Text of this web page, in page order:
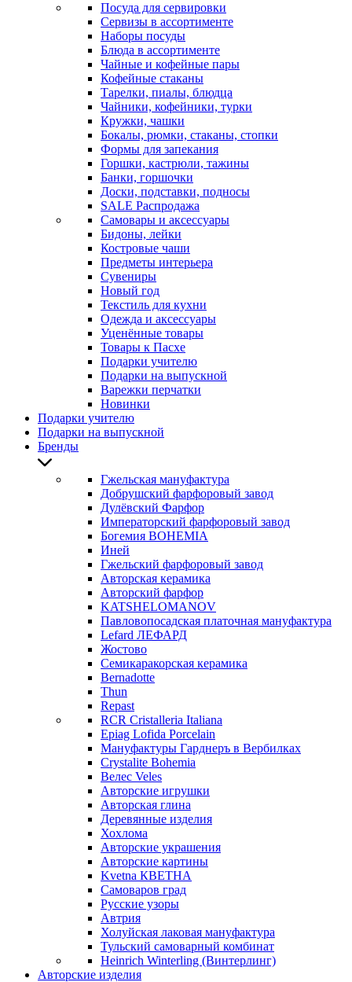
Посуда для сервировки
Сервизы в ассортименте
Наборы посуды
Блюда в ассортименте
Чайные и кофейные пары
Кофейные стаканы
Тарелки, пиалы, блюдца
Чайники, кофейники, турки
Кружки, чашки
Бокалы, рюмки, стаканы, стопки
Формы для запекания
Горшки, кастрюли, тажины
Банки, горшочки
Доски, подставки, подносы
SALE Распродажа
Самовары и аксессуары
Бидоны, лейки
Костровые чаши
Предметы интерьера
Сувениры
Новый год
Текстиль для кухни
Одежда и аксессуары
Уценённые товары
Товары к Пасхе
Подарки учителю
Подарки на выпускной
Варежки перчатки
Новинки
Подарки учителю
Подарки на выпускной
Бренды
Гжельская мануфактура
Добрушский фарфоровый завод
Дулёвский Фарфор
Императорский фарфоровый завод
Богемия BOHEMIA
Иней
Гжельский фарфоровый завод
Авторская керамика
Авторский фарфор
KATSHELOMANOV
Павловопосадская платочная мануфактура
Lefard ЛЕФАРД
Жостово
Семикаракорская керамика
Bernadotte
Thun
Repast
RCR Cristalleria Italiana
Epiag Lofida Porcelain
Мануфактуры Гарднеръ в Вербилках
Crystalite Bohemia
Велес Veles
Авторские игрушки
Авторская глина
Деревянные изделия
Хохлома
Авторские украшения
Авторские картины
Kvetna КВЕТНА
Самоваров град
Русские узоры
Автрия
Холуйская лаковая мануфактура
Тульский самоварный комбинат
Heinrich Winterling (Винтерлинг)
Авторские изделия